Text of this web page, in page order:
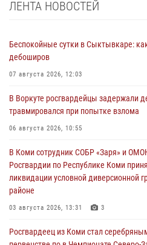
ЛЕНТА НОВОСТЕЙ
Беспокойные сутки в Сыктывкаре:
дебоширов
07 августа 2026, 12:03
В Воркуте росгвардейцы задержали
травмировался при попытке взлома
06 августа 2026, 10:55
В Коми сотрудник СОБР «Заря» и
Росгвардии по Республике Коми
ликвидации условной диверсионной
районе
03 августа 2026, 13:31 3
Росгвардеец из Коми стал